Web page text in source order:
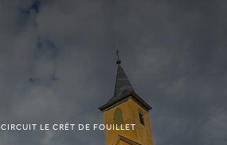
CIRCUIT LE CRÊT DE FOUILLET